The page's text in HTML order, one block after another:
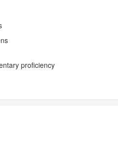
proficiency